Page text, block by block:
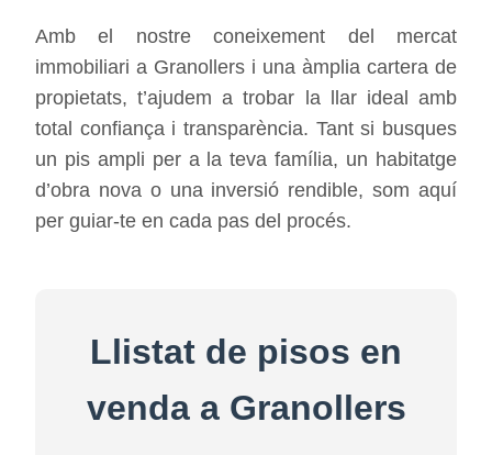
Amb el nostre coneixement del mercat
immobiliari a Granollers i una àmplia cartera de
propietats, t’ajudem a trobar la llar ideal amb
total confiança i transparència. Tant si busques
un pis ampli per a la teva família, un habitatge
d’obra nova o una inversió rendible, som aquí
per guiar-te en cada pas del procés.
Llistat de pisos en
venda a Granollers